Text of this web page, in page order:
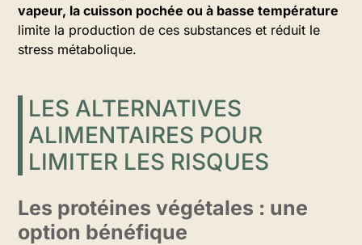
vapeur, la cuisson pochée ou à basse température
limite la production de ces substances et réduit le
stress métabolique.
LES ALTERNATIVES
ALIMENTAIRES POUR
LIMITER LES RISQUES
Les protéines végétales : une
option bénéfique